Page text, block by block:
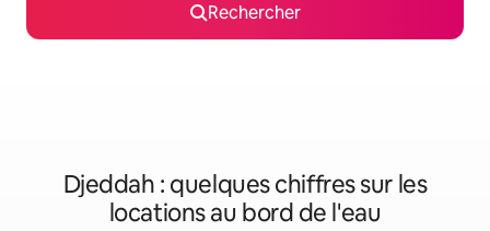
Rechercher
Djeddah : quelques chiffres sur les
locations au bord de l'eau